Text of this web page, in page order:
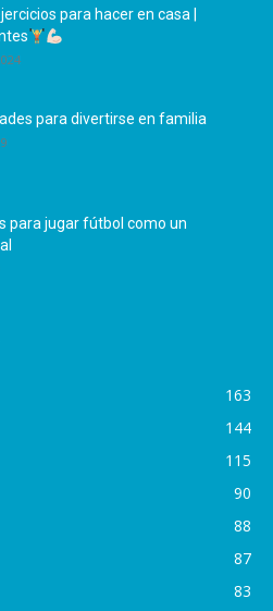
para hacer en casa |
para divertirse en familia
para jugar fútbol como un
163
144
115
90
88
87
83